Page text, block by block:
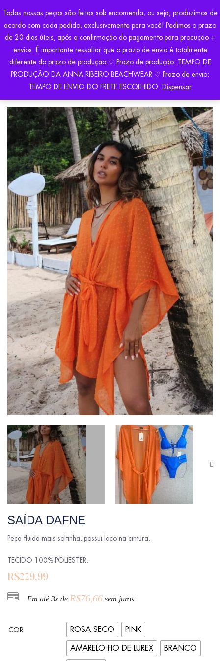
Todas nossas peças são feitas sob encomenda, ou seja, produzimos de
acordo com cada pedido, exclusivamente para você! Pedimos o prazo
de 20 dias úteis, após a confirmação do pagamento para produção +
envios. É importante ressaltar que o prazo de envio é totalmente
diferente do prazo de produção:♡ Prazo de produção: TEMPO DE
PRODUÇÃO DA ANNA RIBEIRO BEACHWEAR ♡ Prazo de envio:
TEMPO DE ENVIO DO FRETE ESCOLHIDO. Dispensar
Início Saídas de Praia SAÍDA DAFNE
SAÍDA DAFNE
Peça fluida mais soltinha, possui laço na cintura.
TECIDO 100% POLIESTER.
R$229,99
Em até 3x de R$76,66 sem juros
COR ROSA SECO
PINK
AMARELO FIO DE LUREX
BRANCO